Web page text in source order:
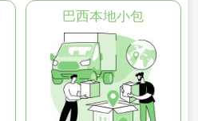
巴西本地小包